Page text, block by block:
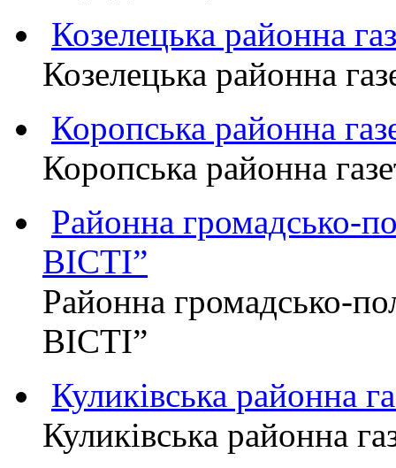
Козелецька районна
Козелецька районна
Коропська районна
Коропська районна
Районна громадсько-
ВІСТІ”
Районна громадсько-
ВІСТІ”
Куликівська районна
Куликівська районна